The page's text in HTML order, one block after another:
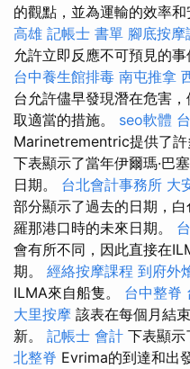
的觀點，並為運輸的效率
高雄 記帳士 書單 腳底按摩
允許立即反應不可預見的事
台中養生館排毒 南屯推拿
台允許儘早發現潛在危害
取適當的措施。 seo軟體
Marinetrementric提供了許
下表顯示了當年伊爾瑪·巴
日期。 台北會計事務所 大
部分顯示了過去的日期，
羅那港口時的未來日期。
會有所不同，因此直接在
期。 經絡按摩課程 到府外
ILMA來自船隻。 台中整脊
大里按摩 該表在每個月結
新。 記帳士 會計 下表顯
北整脊 Evrima的到達和出